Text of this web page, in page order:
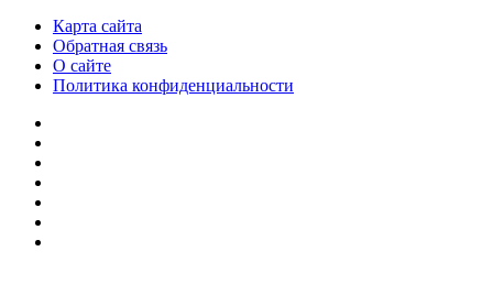
Карта сайта
Обратная связь
О сайте
Политика конфиденциальности